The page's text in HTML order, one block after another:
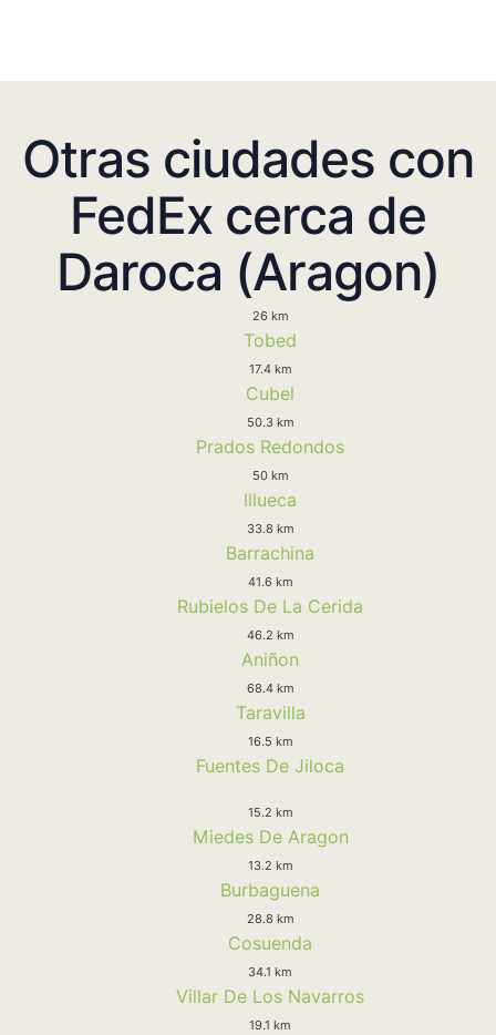
Otras ciudades con
FedEx cerca de
Daroca (Aragon)
26 km
Tobed
17.4 km
Cubel
50.3 km
Prados Redondos
50 km
Illueca
33.8 km
Barrachina
41.6 km
Rubielos De La Cerida
46.2 km
Aniñon
68.4 km
Taravilla
16.5 km
Fuentes De Jiloca
15.2 km
Miedes De Aragon
13.2 km
Burbaguena
28.8 km
Cosuenda
34.1 km
Villar De Los Navarros
19.1 km